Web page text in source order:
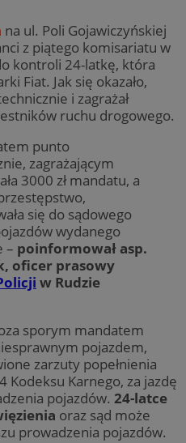
na ul. Poli Gojawiczyńskiej
z piątego komisariatu w
kontroli 24-latkę, która
Fiat. Jak się okazało,
i zagrażał
ruchu drogowego.
punto
zagrażającym
3000 zł mandatu, a
się do sądowego
wydanego
– poinformował asp.
oficer prasowy
w Rudzie
sporym mandatem
pojazdem,
zarzuty popełnienia
Kodeksu Karnego, za jazdę
pojazdów. 24-latce
oraz sąd może
prowadzenia pojazdów.